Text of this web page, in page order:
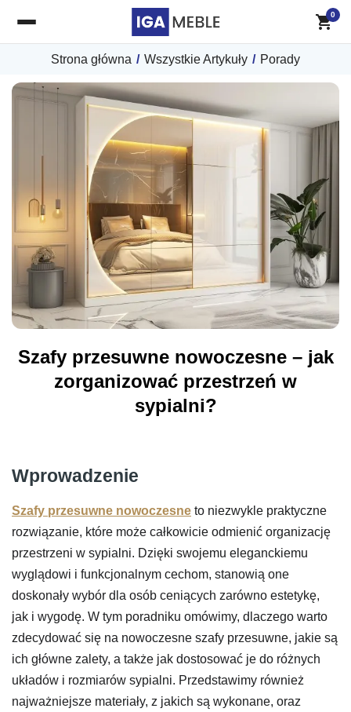
Strona główna / Wszystkie Artykuły / Porady
Szafy przesuwne nowoczesne – jak
zorganizować przestrzeń w
sypialni?
Wprowadzenie
Szafy przesuwne nowoczesne to niezwykle praktyczne
rozwiązanie, które może całkowicie odmienić organizację
przestrzeni w sypialni. Dzięki swojemu eleganckiemu
wyglądowi i funkcjonalnym cechom, stanowią one
doskonały wybór dla osób ceniących zarówno estetykę,
jak i wygodę. W tym poradniku omówimy, dlaczego warto
zdecydować się na nowoczesne szafy przesuwne, jakie są
ich główne zalety, a także jak dostosować je do różnych
układów i rozmiarów sypialni. Przedstawimy również
najważniejsze materiały, z jakich są wykonane, oraz
0